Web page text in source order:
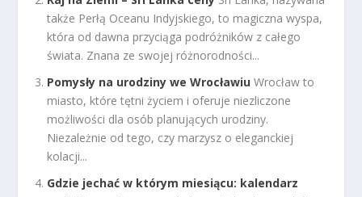
także Perłą Oceanu Indyjskiego, to magiczna wyspa,
która od dawna przyciąga podróżników z całego
świata. Znana ze swojej różnorodności...
Pomysły na urodziny we Wrocławiu Wrocław to
miasto, które tętni życiem i oferuje niezliczone
możliwości dla osób planujących urodziny.
Niezależnie od tego, czy marzysz o eleganckiej
kolacji...
Gdzie jechać w którym miesiącu: kalendarz